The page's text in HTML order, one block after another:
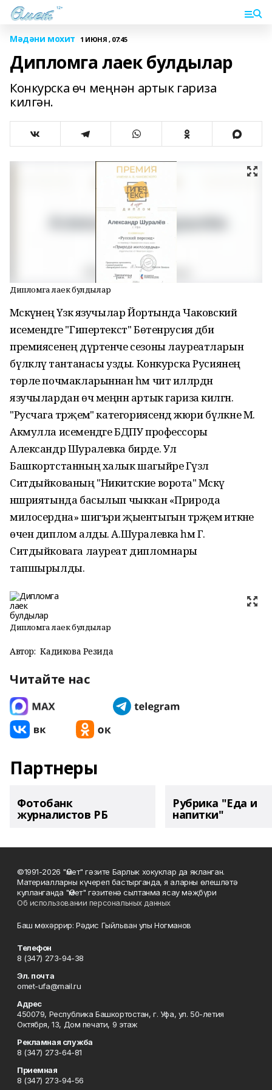
Мәдәни мохит 1 ИЮНЯ , 07:45
Дипломга лаек булдылар
Конкурска өч меңнән артык гариза
килгән.
Дипломга лаек булдылар
Мәскәүнең Үзәк язучылар Йортында Чаковский
исемендәге "Гипертекст" Бөтенрусия әдәби
премиясенең дүртенче сезоны лауреатларын
бүләкләү тантанасы узды. Конкурска Русиянең
төрле почмакларыннан һәм чит илләрдән
язучылардан өч меңнән артык гариза килгән.
"Русчага тәрҗемә" категориясендә жюри бүләкне М.
Акмулла исемендәге БДПУ профессоры
Александр Шуралевка бирде. Ул
Башкортстанның халык шагыйре Гүзәл
Ситдыйкованың "Никитские ворота" Мәскәү
нәшриятында басылып чыккан «Природа
милосердна» шигъри җыентыгын тәрҗемә иткәне
өчен диплом алды. А.Шуралевка һәм Г.
Ситдыйковага лауреат дипломнары
тапшырылды.
Дипломга лаек булдылар
Автор: Кадикова Резида
Читайте нас
Партнеры
Фотобанк
журналистов РБ
Рубрика "Еда и
напитки"
©1991-2026 "Өмет" гәзите Барлык хокуклар да якланган.
Материалларны күчереп бастырганда, я аларны өлешләтә
кулланганда "Өмет" гәзитенә сылтанма ясау мәҗбүри
Об использовании персональных данных
Баш мөхәррир: Рәдис Гыйльван улы Ногманов
Телефон
8 (347) 273-94-38
Эл. почта
omet-ufa@mail.ru
Адрес
450079, Республика Башкортостан, г. Уфа, ул. 50-летия
Октября, 13, Дом печати, 9 этаж
Рекламная служба
8 (347) 273-64-81
Приемная
8 (347) 273-94-56